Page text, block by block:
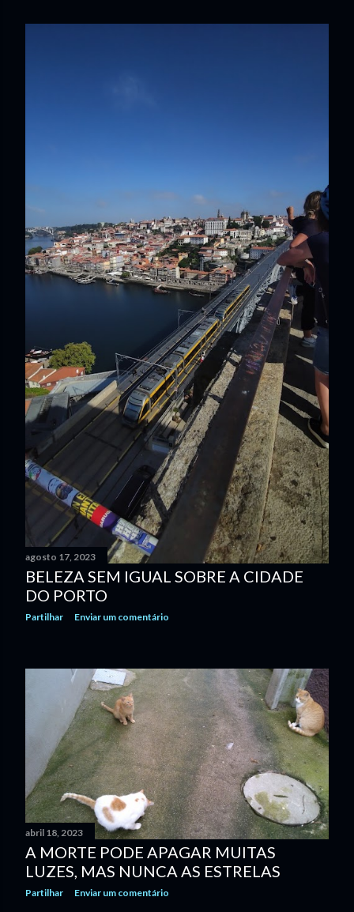
agosto 17, 2023
BELEZA SEM IGUAL SOBRE A CIDADE
DO PORTO
Partilhar Enviar um comentário
abril 18, 2023
A MORTE PODE APAGAR MUITAS
LUZES, MAS NUNCA AS ESTRELAS
Partilhar Enviar um comentário